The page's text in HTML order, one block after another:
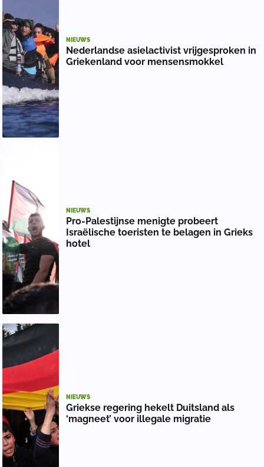
NIEUWS
Nederlandse asielactivist vrijgesproken in
Griekenland voor mensensmokkel
NIEUWS
Pro-Palestijnse menigte probeert
Israëlische toeristen te belagen in Grieks
hotel
NIEUWS
Griekse regering hekelt Duitsland als
‘magneet’ voor illegale migratie